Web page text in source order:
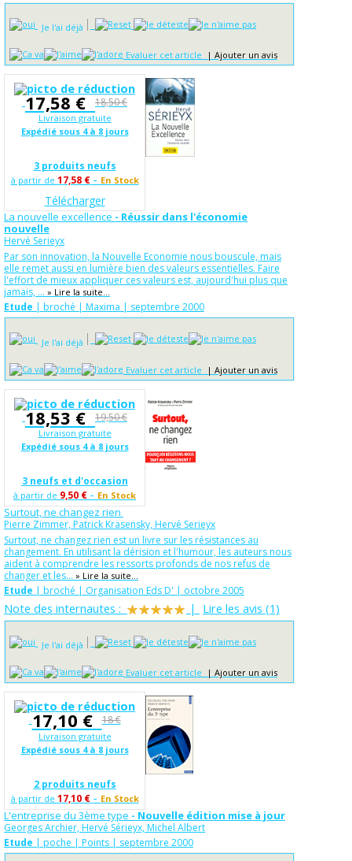
Je l'ai déjà
Evaluer cet article | Ajouter un avis
17,58 € 18,50 €
Livraison gratuite
Expédié sous 4 à 8 jours
3 produits neufs
à partir de 17,58 € - En Stock
Télécharger
La nouvelle excellence - Réussir dans l'économie
nouvelle
Hervé Serieyx
Par son innovation, la Nouvelle Economie nous bouscule, mais
elle remet aussi en lumière bien des valeurs essentielles. Faire
l'effort de mieux appliquer ces valeurs est, aujourd'hui plus que
jamais, ... » Lire la suite...
Etude | broché | Maxima | septembre 2000
Je l'ai déjà
Evaluer cet article | Ajouter un avis
18,53 € 19,50 €
Livraison gratuite
Expédié sous 4 à 8 jours
3 neufs et d'occasion
à partir de 9,50 € - En Stock
Surtout, ne changez rien
Pierre Zimmer, Patrick Krasensky, Hervé Serieyx
Surtout, ne changez rien est un livre sur les résistances au
changement. En utilisant la dérision et l'humour, les auteurs nous
aident à comprendre les ressorts profonds de nos refus de
changer et les... » Lire la suite...
Etude | broché | Organisation Eds D' | octobre 2005
Note des internautes : | Lire les avis (1)
Je l'ai déjà
Evaluer cet article | Ajouter un avis
17,10 € 18 €
Livraison gratuite
Expédié sous 4 à 8 jours
2 produits neufs
à partir de 17,10 € - En Stock
L'entreprise du 3ème type - Nouvelle édition mise à jour
Georges Archier, Hervé Sérieyx, Michel Albert
Etude | poche | Points | septembre 2000